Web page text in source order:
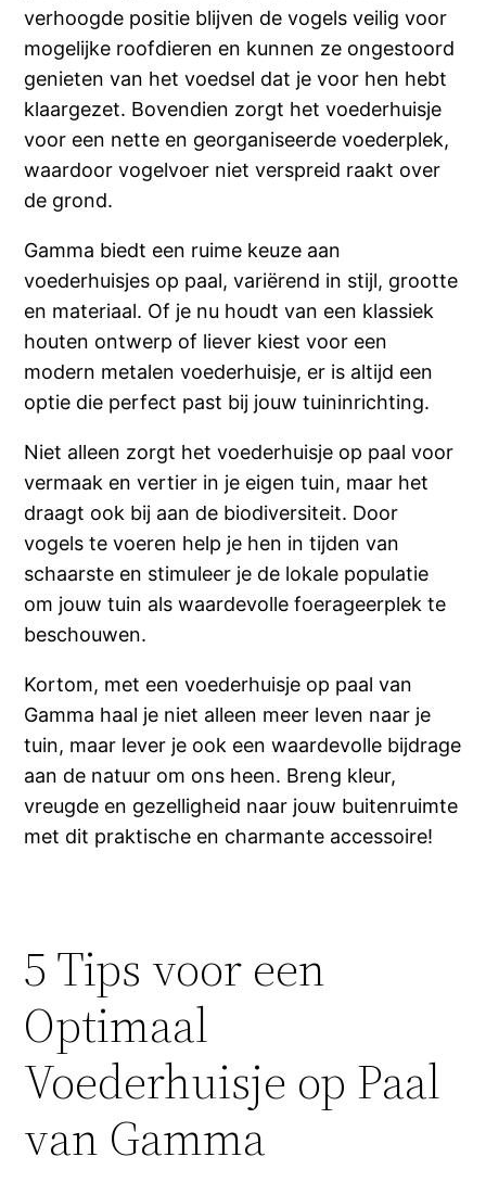
verhoogde positie blijven de vogels veilig voor
mogelijke roofdieren en kunnen ze ongestoord
genieten van het voedsel dat je voor hen hebt
klaargezet. Bovendien zorgt het voederhuisje
voor een nette en georganiseerde voederplek,
waardoor vogelvoer niet verspreid raakt over
de grond.
Gamma biedt een ruime keuze aan
voederhuisjes op paal, variërend in stijl, grootte
en materiaal. Of je nu houdt van een klassiek
houten ontwerp of liever kiest voor een
modern metalen voederhuisje, er is altijd een
optie die perfect past bij jouw tuininrichting.
Niet alleen zorgt het voederhuisje op paal voor
vermaak en vertier in je eigen tuin, maar het
draagt ook bij aan de biodiversiteit. Door
vogels te voeren help je hen in tijden van
schaarste en stimuleer je de lokale populatie
om jouw tuin als waardevolle foerageerplek te
beschouwen.
Kortom, met een voederhuisje op paal van
Gamma haal je niet alleen meer leven naar je
tuin, maar lever je ook een waardevolle bijdrage
aan de natuur om ons heen. Breng kleur,
vreugde en gezelligheid naar jouw buitenruimte
met dit praktische en charmante accessoire!
5 Tips voor een
Optimaal
Voederhuisje op Paal
van Gamma